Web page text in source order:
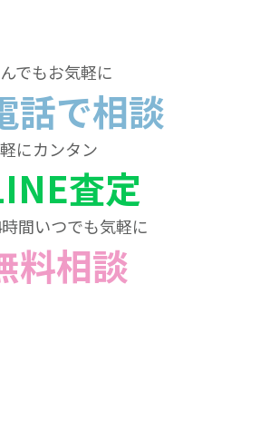
でもお気軽に
話で相談
にカンタン
査定
間いつでも気軽に
料相談